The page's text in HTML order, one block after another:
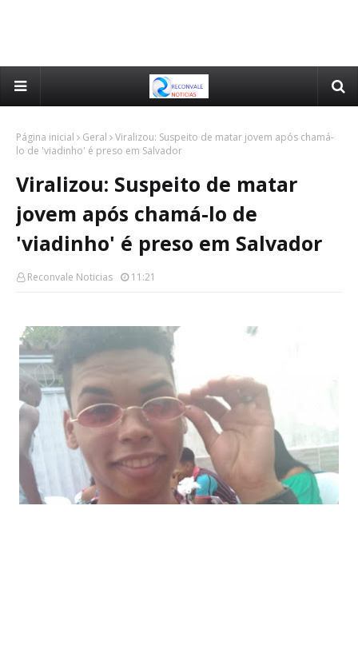
Página inicial Geral
Viralizou: Suspeito de matar jovem após chamá-
lo de 'viadinho' é preso em Salvador
Viralizou: Suspeito de matar
jovem após chamá-lo de
'viadinho' é preso em Salvador
Reconvale Noticias 11:21